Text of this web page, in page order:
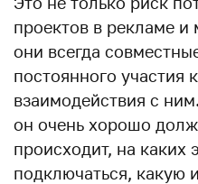
проектов в рекламе и
они всегда
постоянного участия
взаимодействия с
он очень хорошо
происходит, на каких
подключаться, какую